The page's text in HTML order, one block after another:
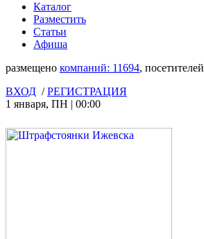
Каталог
Разместить
Статьи
Афиша
размещено компаний: 11694, посетителей
ВХОД /РЕГИСТРАЦИЯ
1 января, ПН | 00:00